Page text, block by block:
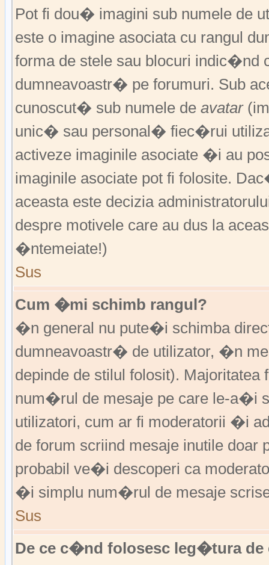
Pot fi dou� imagini sub numele de
este o imagine asociata cu rangul
forma de stele sau blocuri
dumneavoastr� pe forumuri. Sub
cunoscut� sub numele de avatar
unic� sau personal� fiec�rui
activeze imaginile asociate �i au
imaginile asociate pot fi folosite.
aceasta este decizia
despre motivele care au dus la
�ntemeiate!)
Sus
Cum �mi schimb rangul?
�n general nu pute�i schimba
dumneavoastr� de utilizator, �n
depinde de stilul folosit).
num�rul de mesaje pe care le-a�i
utilizatori, cum ar fi moderatorii �i
de forum scriind mesaje inutile
probabil ve�i descoperi ca
�i simplu num�rul de mesaje
Sus
De ce c�nd folosesc leg�tura